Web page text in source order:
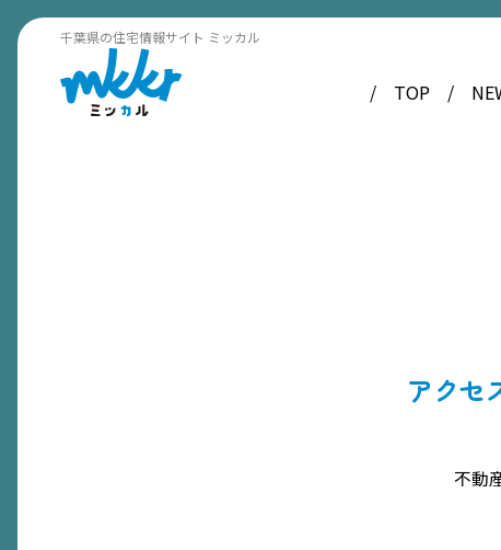
千葉県の住宅情報サイト ミッカル
TOP
アクセ
不動